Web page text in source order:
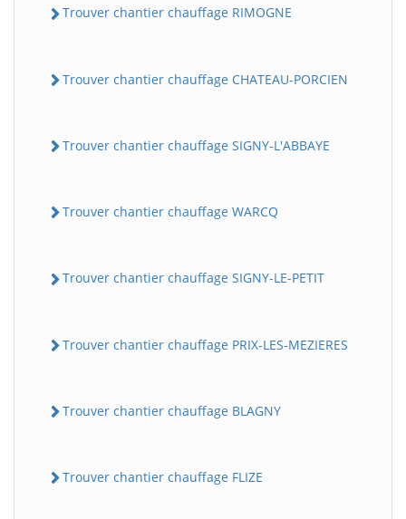
Trouver chantier chauffage RIMOGNE
Trouver chantier chauffage CHATEAU-PORCIEN
Trouver chantier chauffage SIGNY-L'ABBAYE
Trouver chantier chauffage WARCQ
Trouver chantier chauffage SIGNY-LE-PETIT
Trouver chantier chauffage PRIX-LES-MEZIERES
Trouver chantier chauffage BLAGNY
Trouver chantier chauffage FLIZE